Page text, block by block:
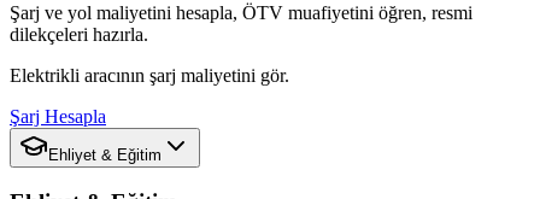
Şarj ve yol maliyetini hesapla, ÖTV muafiyetini öğren, resmi
dilekçeleri hazırla.
Elektrikli aracının şarj maliyetini gör.
Şarj Hesapla
Ehliyet & Eğitim